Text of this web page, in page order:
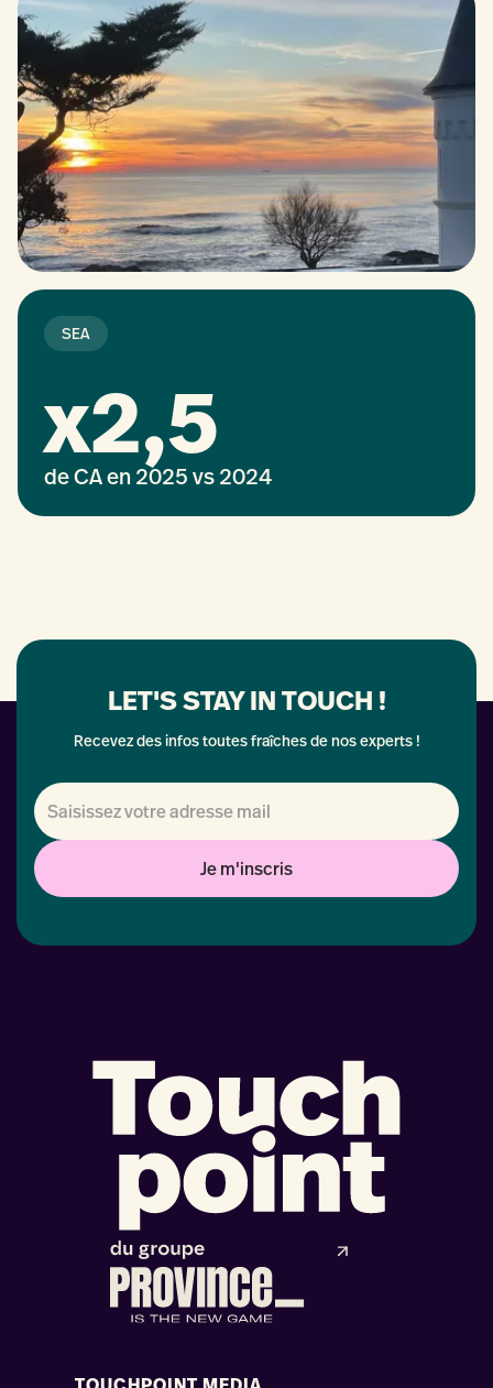
SEA
x2,5
de CA en 2025 vs 2024
LET'S STAY IN TOUCH !
Recevez des infos toutes fraîches de nos experts !